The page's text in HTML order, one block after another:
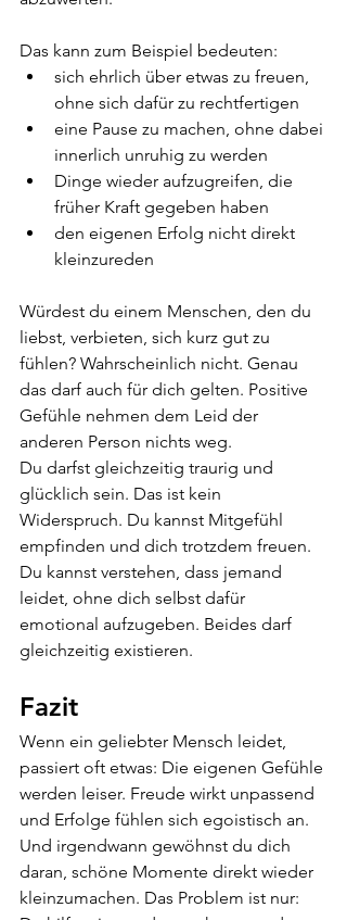
Das kann zum Beispiel bedeuten:
sich ehrlich über etwas zu freuen,
ohne sich dafür zu rechtfertigen
eine Pause zu machen, ohne dabei
innerlich unruhig zu werden
Dinge wieder aufzugreifen, die
früher Kraft gegeben haben
den eigenen Erfolg nicht direkt
kleinzureden
Würdest du einem Menschen, den du
liebst, verbieten, sich kurz gut zu
fühlen? Wahrscheinlich nicht. Genau
das darf auch für dich gelten. Positive
Gefühle nehmen dem Leid der
anderen Person nichts weg.
Du darfst gleichzeitig traurig und
glücklich sein. Das ist kein
Widerspruch. Du kannst Mitgefühl
empfinden und dich trotzdem freuen.
Du kannst verstehen, dass jemand
leidet, ohne dich selbst dafür
emotional aufzugeben. Beides darf
gleichzeitig existieren.
Fazit
Wenn ein geliebter Mensch leidet,
passiert oft etwas: Die eigenen Gefühle
werden leiser. Freude wirkt unpassend
und Erfolge fühlen sich egoistisch an.
Und irgendwann gewöhnst du dich
daran, schöne Momente direkt wieder
kleinzumachen. Das Problem ist nur: